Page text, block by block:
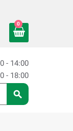
0
- 14:00
- 18:00
